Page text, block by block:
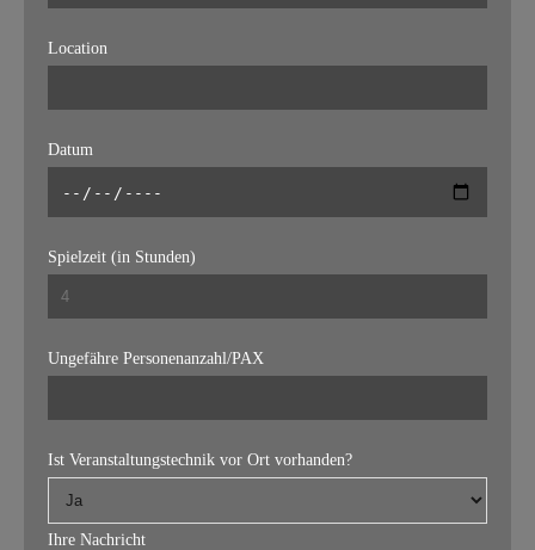
Location
Datum
Spielzeit (in Stunden)
Ungefähre Personenanzahl/PAX
Ist Veranstaltungstechnik vor Ort vorhanden?
Ihre Nachricht